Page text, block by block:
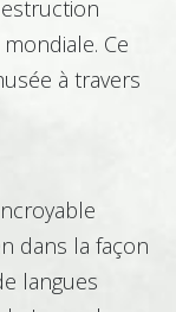
Ce
à travers
dans la façon
langues